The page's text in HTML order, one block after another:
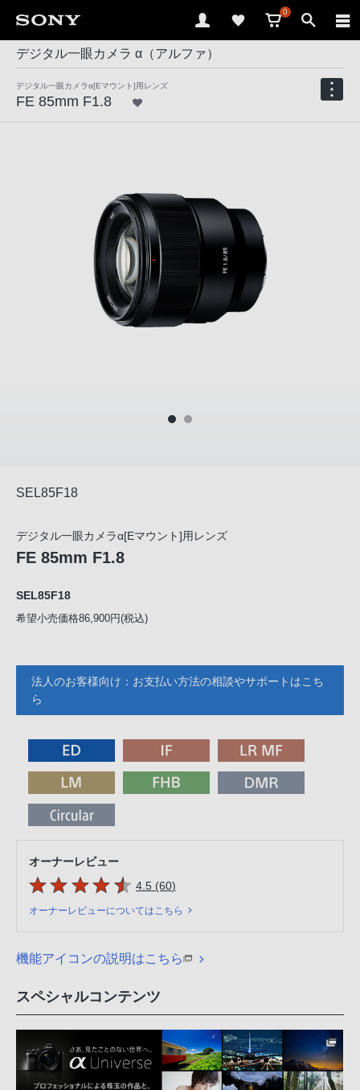
0
デジタル一眼カメラ α（アルファ）
デジタル一眼カメラα[Eマウント]用レンズ
FE 85mm F1.8
SEL85F18
デジタル一眼カメラα[Eマウント]用レンズ
FE 85mm F1.8
SEL85F18
希望小売価格86,900円(税込)
法人のお客様向け：お支払い方法の相談やサポートはこち
ら
オーナーレビュー
5つの星のうち
4.5 (60件のレビュー
)
オーナーレビューについてはこちら
機能アイコンの説明はこちら
スペシャルコンテンツ